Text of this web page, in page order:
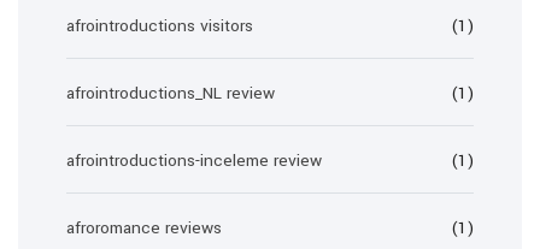
afrointroductions visitors (1)
afrointroductions_NL review (1)
afrointroductions-inceleme review (1)
afroromance reviews (1)